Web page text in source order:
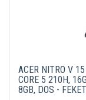
ACER NITRO V
CORE 5 210H,
8GB, DOS -